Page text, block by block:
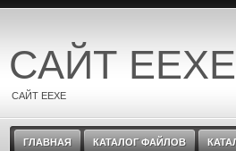
САЙТ
САЙТ EEXE
ГЛАВНАЯ КАТАЛОГ ФАЙЛОВ